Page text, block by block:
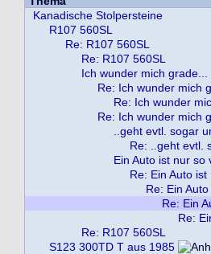
Kanadische Stolpersteine
R107 560SL
Re: R107 560SL
Re: R107 560SL
Ich wunder mich grade...
Re: Ich wunder mich
Re: Ich wunder
Re: Ich wunder mich
..geht evtl. sogar
Re: ..geht evtl.
Ein Auto ist nur so
Re: Ein Auto
Re: Ein
Re: Ein
Re:
Re: R107 560SL
S123 300TD T aus 1985